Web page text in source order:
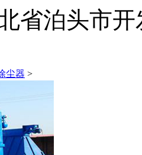
省泊头市开
尘器 >